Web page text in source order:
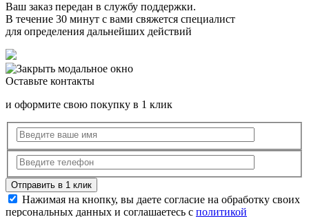
Ваш заказ передан в службу поддержки.
В течение 30 минут с вами свяжется специалист
для определения дальнейших действий
Оставьте контакты
и оформите свою покупку в 1 клик
Нажимая на кнопку, вы даете согласие на обработку своих
персональных данных и соглашаетесь с политикой